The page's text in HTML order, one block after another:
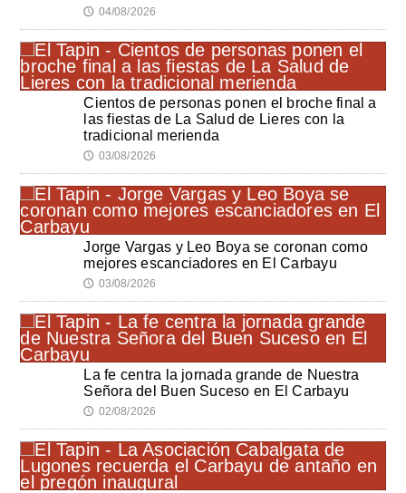
🕔 04/08/2026
Cientos de personas ponen el broche final a
las fiestas de La Salud de Lieres con la
tradicional merienda
🕔 03/08/2026
Jorge Vargas y Leo Boya se coronan como
mejores escanciadores en El Carbayu
🕔 03/08/2026
La fe centra la jornada grande de Nuestra
Señora del Buen Suceso en El Carbayu
🕔 02/08/2026